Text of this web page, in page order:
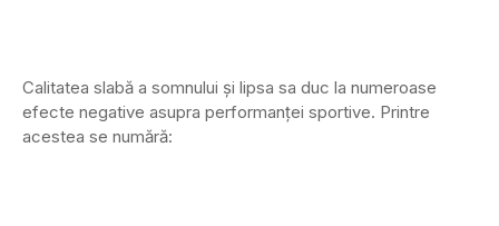
Calitatea slabă a somnului și lipsa sa duc la numeroase
efecte negative asupra performanței sportive. Printre
acestea se numără: